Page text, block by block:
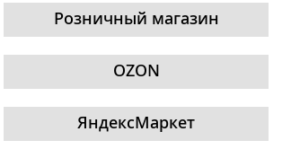
Розничный магазин
OZON
ЯндексМаркет